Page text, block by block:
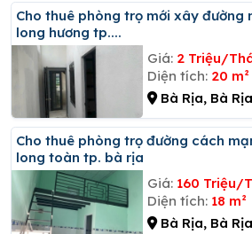
Cho thuê phòng trọ mới xây đường nguyễn đình chiểu p.
long hương tp....
Giá: 2 Triệu/
Diện tích: 20 m²
Bà Rịa, Bà
Cho thuê phòng trọ đường cách mạng tháng 8 phường
long toàn tp. bà rịa
Giá: 160 Triệu/
Diện tích: 18 m²
Bà Rịa, Bà